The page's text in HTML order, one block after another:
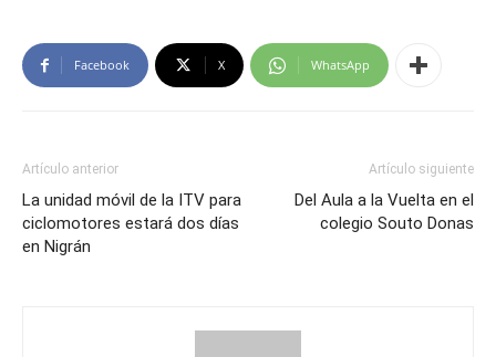
Facebook X WhatsApp
Artículo anterior
La unidad móvil de la ITV para
ciclomotores estará dos días
en Nigrán
Artículo siguiente
Del Aula a la Vuelta en el
colegio Souto Donas